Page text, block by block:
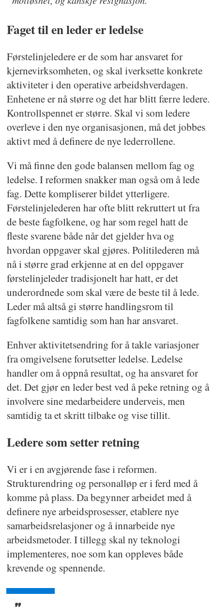
Faget til en leder er ledelse
Førstelinjeledere er de som har ansvaret for
kjernevirksomheten, og skal iverksette konkrete
aktiviteter i den operative arbeidshverdagen.
Enhetene er nå større og det har blitt færre ledere.
Kontrollspennet er større. Skal vi som ledere
overleve i den nye organisasjonen, må det jobbes
aktivt med å definere de nye lederrollene.
Vi må finne den gode balansen mellom fag og
ledelse. I reformen snakker man også om å lede
fag. Dette kompliserer bildet ytterligere.
Førstelinjelederen har ofte blitt rekruttert ut fra
de beste fagfolkene, og har som regel hatt de
fleste svarene både når det gjelder hva og
hvordan oppgaver skal gjøres. Politilederen må
nå i større grad erkjenne at en del oppgaver
førstelinjeleder tradisjonelt har hatt, er det
underordnede som skal være de beste til å lede.
Leder må altså gi større handlingsrom til
fagfolkene samtidig som han har ansvaret.
Enhver aktivitetsendring for å takle variasjoner
fra omgivelsene forutsetter ledelse. Ledelse
handler om å oppnå resultat, og ha ansvaret for
det. Det gjør en leder best ved å peke retning og å
involvere sine medarbeidere underveis, men
samtidig ta et skritt tilbake og vise tillit.
Ledere som setter retning
Vi er i en avgjørende fase i reformen.
Strukturendring og personalløp er i ferd med å
komme på plass. Da begynner arbeidet med å
definere nye arbeidsprosesser, etablere nye
samarbeidsrelasjoner og å innarbeide nye
arbeidsmetoder. I tillegg skal ny teknologi
implementeres, noe som kan oppleves både
krevende og spennende.